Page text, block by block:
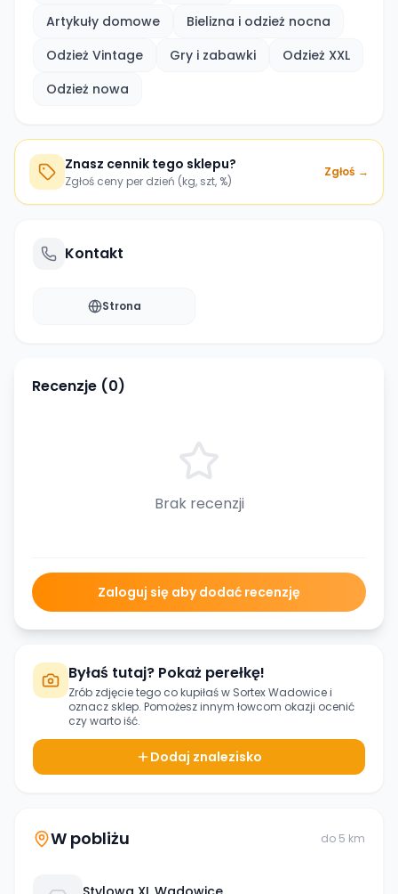
Artykuły domowe
Bielizna i odzież nocna
Odzież Vintage
Gry i zabawki
Odzież XXL
Odzież nowa
Znasz cennik tego sklepu?
Zgłoś ceny per dzień (kg, szt, %)
Zgłoś →
Kontakt
Strona
Recenzje (0)
Brak recenzji
Zaloguj się aby dodać recenzję
Byłaś tutaj? Pokaż perełkę!
Zrób zdjęcie tego co kupiłaś w Sortex Wadowicei
oznacz sklep. Pomożesz innym łowcom okazji ocenić
czy warto iść.
Dodaj znalezisko
W pobliżu do 5 km